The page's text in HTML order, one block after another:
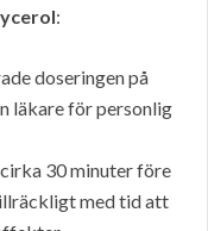
:
doseringen på
läkare för personlig
cirka 30 minuter före
med tid att